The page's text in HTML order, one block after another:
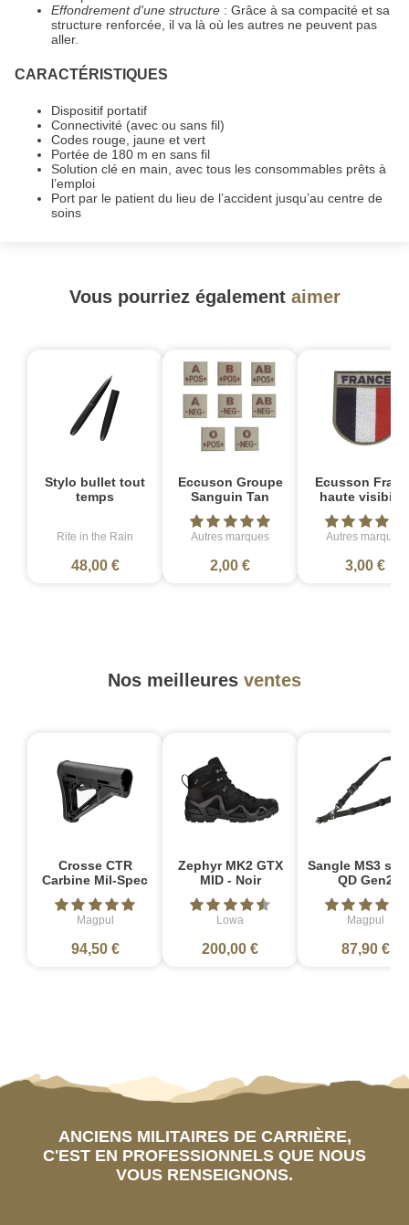
Effondrement d'une structure : Grâce à sa compacité et sa
structure renforcée, il va là où les autres ne peuvent pas
aller.
CARACTÉRISTIQUES
Dispositif portatif
Connectivité (avec ou sans fil)
Codes rouge, jaune et vert
Portée de 180 m en sans fil
Solution clé en main, avec tous les consommables prêts à
l’emploi
Port par le patient du lieu de l’accident jusqu’au centre de
soins
Vous pourriez également aimer
Stylo bullet tout
temps
Rite in the Rain
48,00 €
Eccuson Groupe
Sanguin Tan
Autres marques
2,00 €
Ecusson
haute
Autres marques
3,00 €
Nos meilleures ventes
Crosse CTR
Carbine Mil-Spec
Magpul
94,50 €
Zephyr MK2 GTX
MID - Noir
Lowa
200,00 €
Sangle MS3
QD Gen2
Magpul
87,90 €
ANCIENS MILITAIRES DE CARRIÈRE,
C'EST EN PROFESSIONNELS QUE NOUS
VOUS RENSEIGNONS.